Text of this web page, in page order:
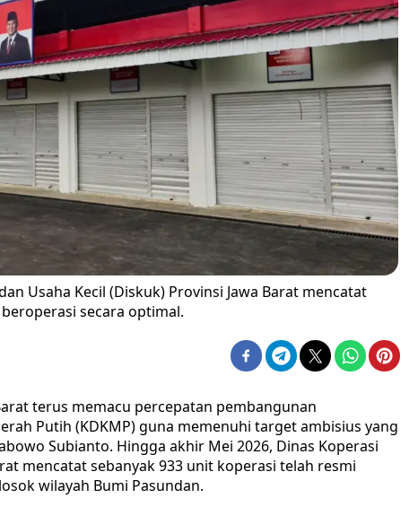
Usaha Kecil (Diskuk) Provinsi Jawa Barat mencatat
secara optimal.
terus memacu percepatan pembangunan
Putih (KDKMP) guna memenuhi target ambisius yang
Subianto. Hingga akhir Mei 2026, Dinas Koperasi
mencatat sebanyak 933 unit koperasi telah resmi
wilayah Bumi Pasundan.